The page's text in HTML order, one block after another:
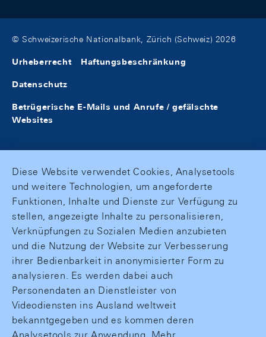
© Schweizerische Nationalbank, Zürich (Schweiz) 2026
Urheberrecht Haftungsbeschränkung
Datenschutz
Betrügerische E-Mails und Anrufe / gefälschte
Websites
Diese Website verwendet Cookies, Analysetools
und weitere Technologien, um angeforderte
Funktionen, Inhalte und Dienste zur Verfügung zu
stellen, angezeigte Inhalte zu personalisieren,
Verknüpfungen zu Sozialen Medien anzubieten
und die Nutzung der Website zur Verbesserung
ihrer Bedienbarkeit in anonymisierter Form zu
analysieren. Es werden dabei auch
Personendaten an Dienstleister von
Videodiensten ins Ausland weltweit
bekanntgegeben und es kommen deren